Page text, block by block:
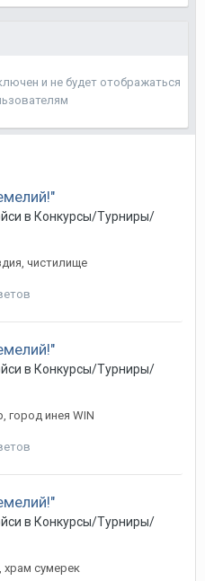
и не будет отображаться
в Конкурсы/Турниры/
чистилище
в Конкурсы/Турниры/
город инея WIN
в Конкурсы/Турниры/
храм сумерек